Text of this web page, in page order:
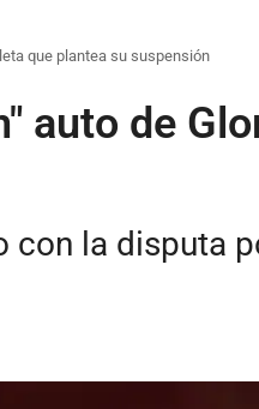
que plantea su suspensión
auto de
con la disputa